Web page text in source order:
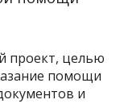
проект, целью
помощи
и